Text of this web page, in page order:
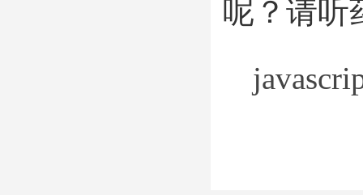
呢？请听